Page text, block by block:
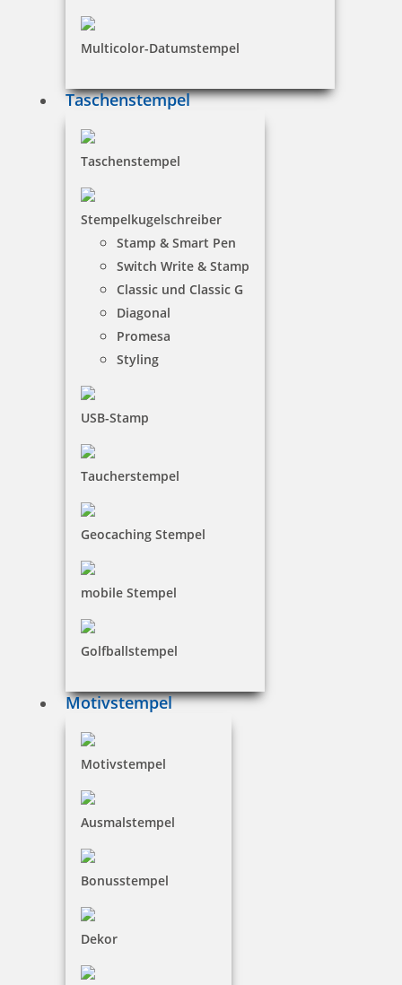
Multicolor-Datumstempel
Taschenstempel
Taschenstempel
Stempelkugelschreiber
Stamp & Smart Pen
Switch Write & Stamp
Classic und Classic G
Diagonal
Promesa
Styling
USB-Stamp
Taucherstempel
Geocaching Stempel
mobile Stempel
Golfballstempel
Motivstempel
Motivstempel
Ausmalstempel
Bonusstempel
Dekor
Holz Motivstempel Motiv Q4 Aufmerksam
Jetzt gestalten
Holz Motivstempel Motiv Q5 Schelm
Jetzt gestalten
Holz Motivstempel Motiv Q6 Bärenstark
Jetzt gestalten